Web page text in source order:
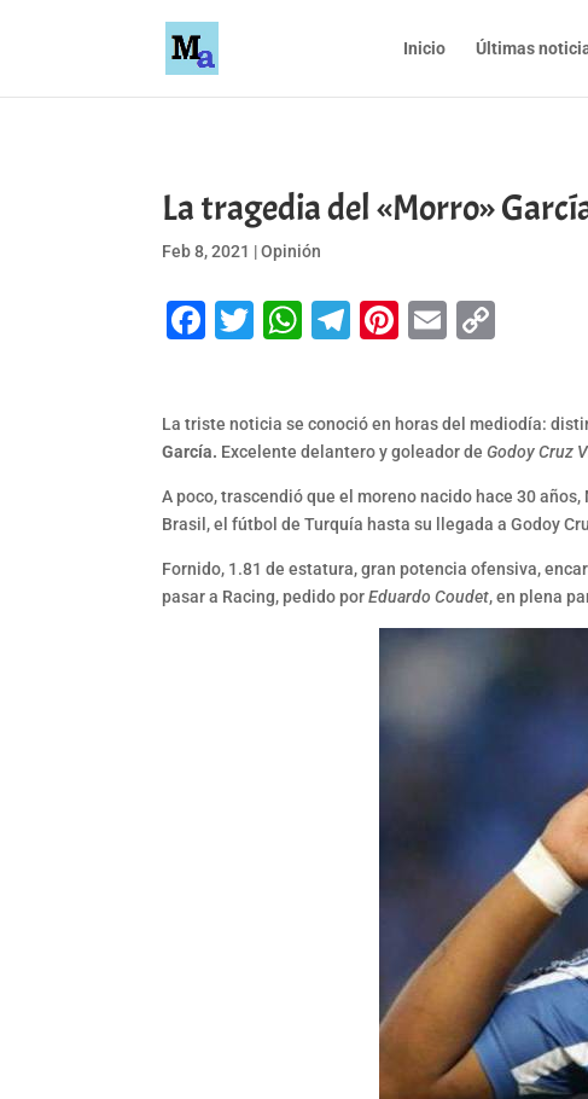
Inicio Últimas
La tragedia del «Morro»
Feb 8, 2021 |Opinión
Facebook
Twitter
WhatsApp
Telegram
Pinterest
Email
La triste noticia se conoció en horas del mediodía:
García. Excelente delantero y goleador deGodoy Cruz
A poco, trascendió que el moreno nacido hace 30
Brasil, el fútbol de Turquía hasta su llegada a Godoy
Fornido, 1.81 de estatura, gran potencia ofensiva,
pasar a Racing, pedido porEduardo Coudet, en plena